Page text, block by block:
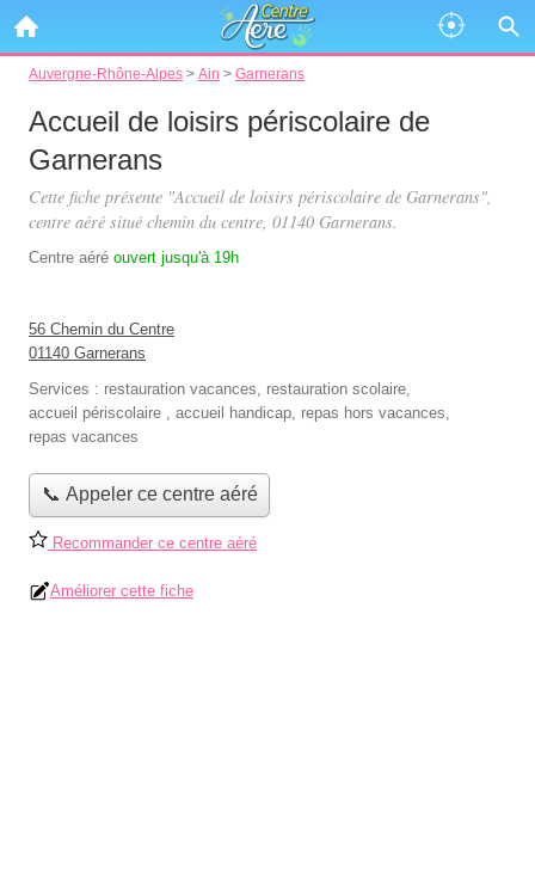
Auvergne-Rhône-Alpes > Ain > Garnerans
Accueil de loisirs périscolaire de
Garnerans
Cette fiche présente "Accueil de loisirs périscolaire de Garnerans",
centre aéré situé chemin du centre, 01140 Garnerans.
Centre aéré ouvert jusqu'à 19h
56 Chemin du Centre
01140 Garnerans
Services : restauration vacances, restauration scolaire,
accueil périscolaire , accueil handicap, repas hors vacances,
repas vacances
📞 Appeler ce centre aéré
Recommander ce centre aéré
Améliorer cette fiche